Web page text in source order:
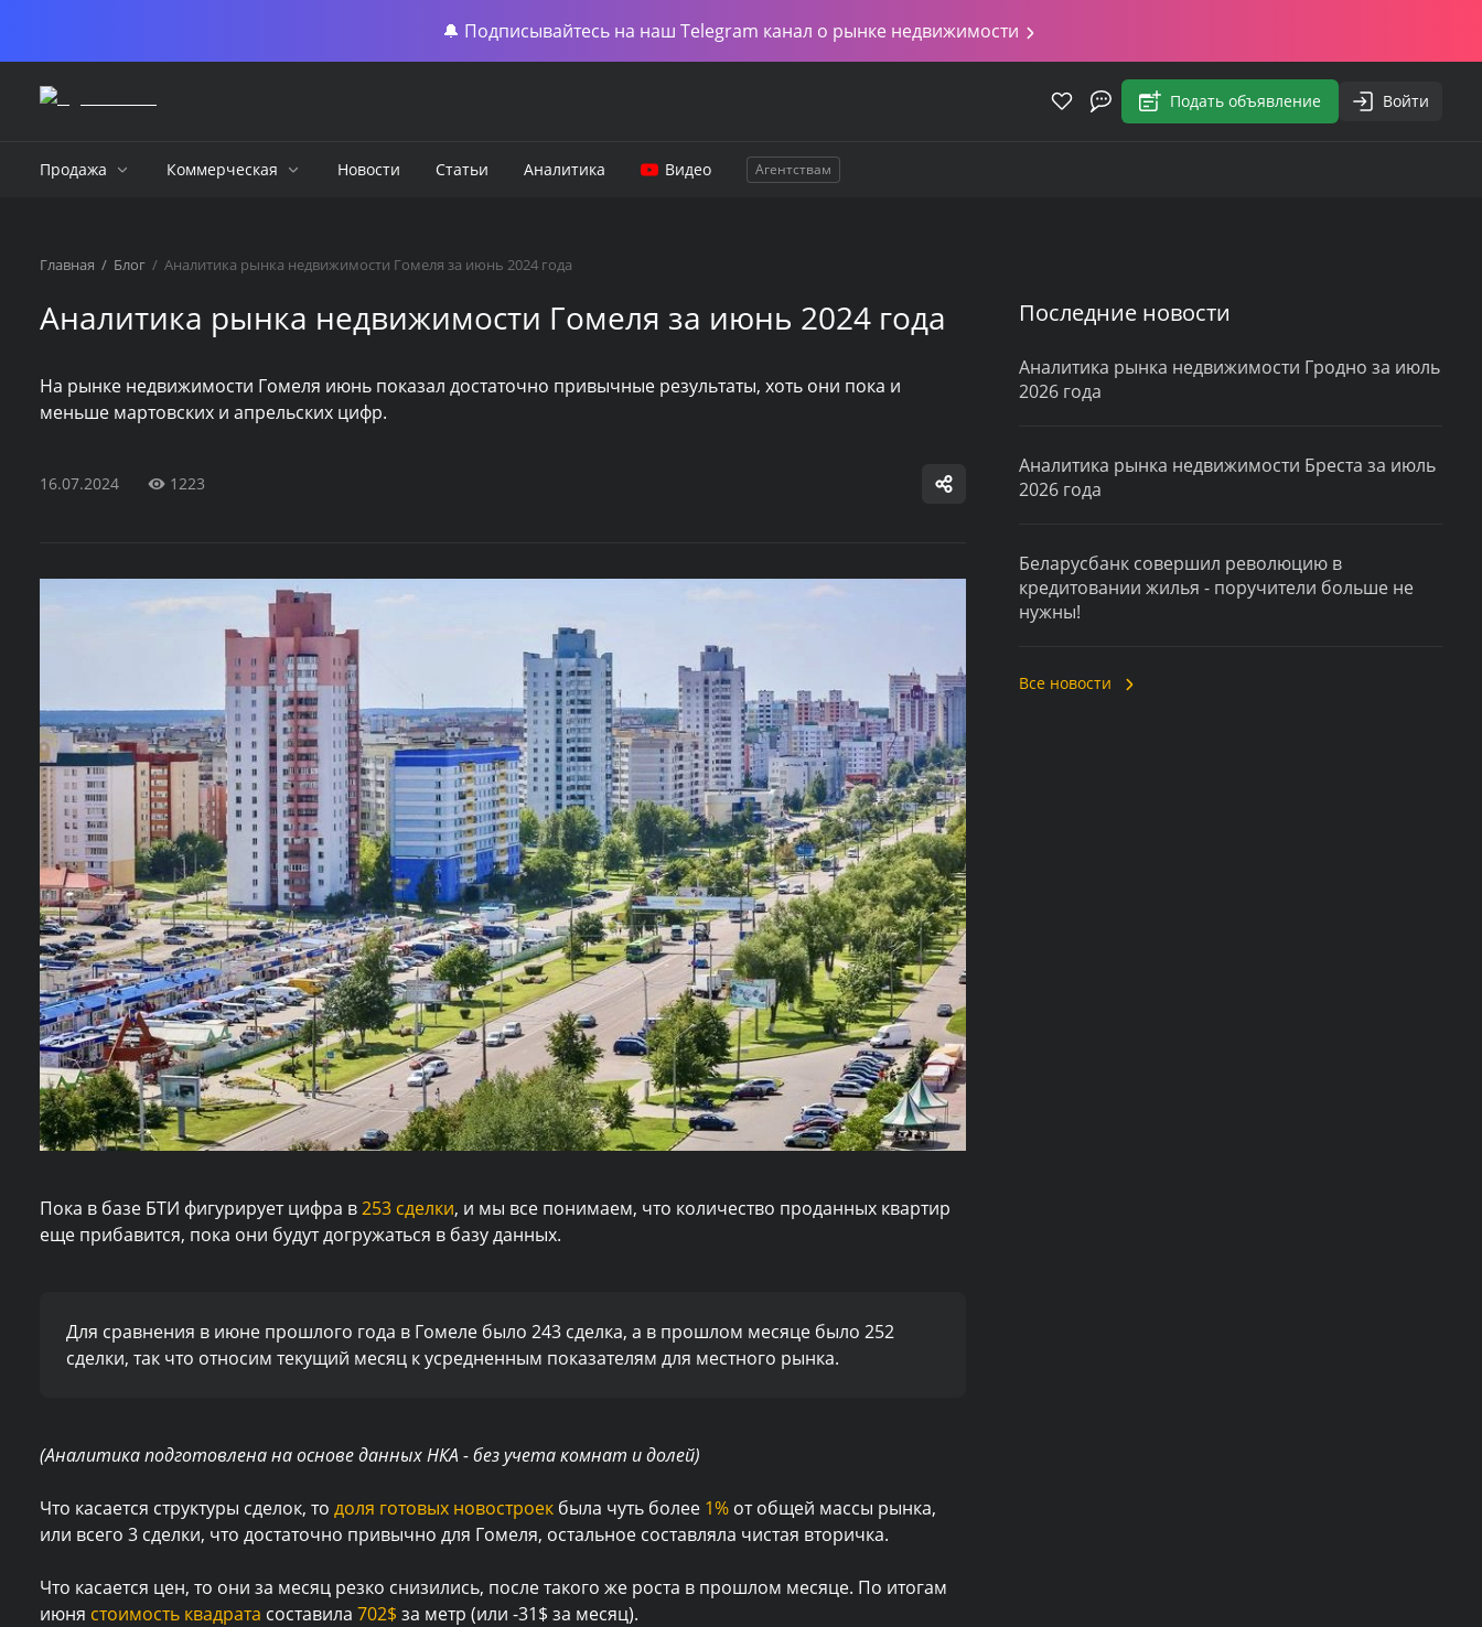
🔔 Подписывайтесь на наш Telegram канал о рынке недвижимости
Подать объявление Войти
Продажа Коммерческая Новости Статьи Аналитика Видео Агентствам
Главная / Блог / Аналитика рынка недвижимости Гомеля за июнь 2024 года
Аналитика рынка недвижимости Гомеля за июнь 2024 года
На рынке недвижимости Гомеля июнь показал достаточно привычные результаты, хоть они пока и
меньше мартовских и апрельских цифр.
16.07.2024 1223
Пока в базе БТИ фигурирует цифра в253 сделки, и мы все понимаем, что количество проданных квартир
еще прибавится, пока они будут догружаться в базу данных.
Для сравнения в июне прошлого года в Гомеле было 243 сделка, а в прошлом месяце было 252
сделки, так что относим текущий месяц к усредненным показателям для местного рынка.
(Аналитика подготовлена на основе данных НКА - без учета комнат и долей)
Что касается структуры сделок, то доля готовых новостроек была чуть более 1% от общей массы рынка,
или всего 3 сделки, что достаточно привычно для Гомеля, остальное составляла чистая вторичка.
Что касается цен, то они за месяц резко снизились, после такого же роста в прошлом месяце. По итогам
июня стоимость квадрата составила 702$ за метр (или -31$ за месяц).
Последние новости
Аналитика рынка недвижимости Гродно за июль
2026 года
Аналитика рынка недвижимости Бреста за июль
2026 года
Беларусбанк совершил революцию в
кредитовании жилья - поручители больше не
нужны!
Все новости